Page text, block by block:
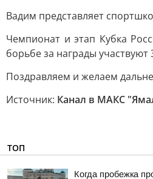
Вадим представляет
Чемпионат и этап Кубка
борьбе за награды
Поздравляем и желаем
Источник: Канал в МАКС
ТОП
Когда пробежка